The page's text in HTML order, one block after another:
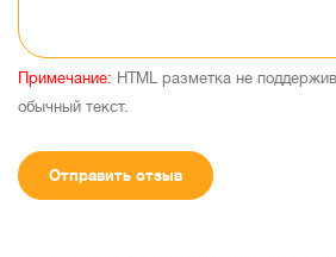
Примечание: HTML разметка не
обычный текст.
Отправить отзыв